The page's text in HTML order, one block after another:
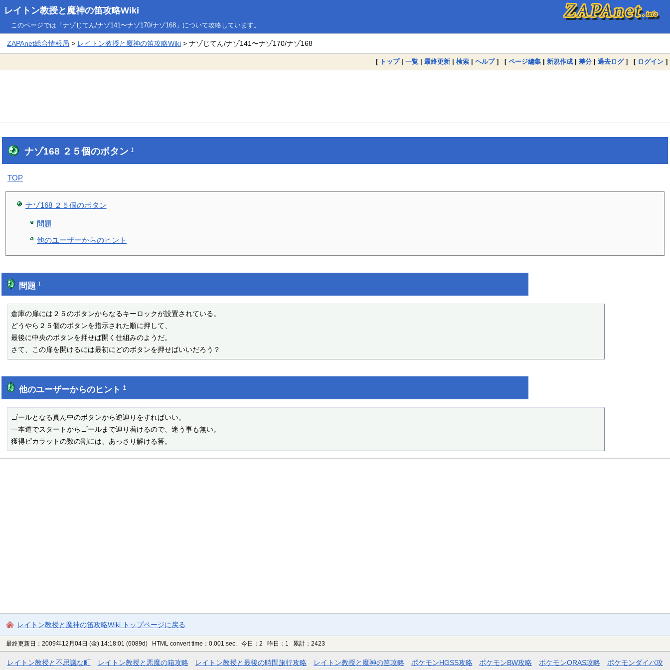
レイトン教授と魔神の笛攻略Wiki
このページでは「ナゾじてん/ナゾ141〜ナゾ170/ナゾ168」について攻略しています。
ZAPAnet総合情報局 > レイトン教授と魔神の笛攻略Wiki > ナゾじてん/ナゾ141〜ナゾ170/ナゾ168
[ トップ| 一覧 | 最終更新 | 検索 | ヘルプ] [ ページ編集 | 新規作成 | 差分 | 過去ログ] [ ログイン ]
ナゾ168 ２５個のボタン†
TOP
ナゾ168 ２５個のボタン
問題
他のユーザーからのヒント
問題†
倉庫の扉には２５のボタンからなるキーロックが設置されている。
どうやら２５個のボタンを指示された順に押して、
最後に中央のボタンを押せば開く仕組みのようだ。
さて、この扉を開けるには最初にどのボタンを押せばいいだろう？
他のユーザーからのヒント†
ゴールとなる真ん中のボタンから逆辿りをすればいい。
一本道でスタートからゴールまで辿り着けるので、迷う事も無い。
獲得ピカラットの数の割には、あっさり解ける筈。
レイトン教授と魔神の笛攻略Wiki トップページに戻る
最終更新日：2009年12月04日 (金) 14:18:01 (6089d) HTML convert time：0.001 sec. 今日：2 昨日：1 累計：2423
レイトン教授と不思議な町 レイトン教授と悪魔の箱攻略 レイトン教授と最後の時間旅行攻略 レイトン教授と魔神の笛攻略 ポケモンHGSS攻略 ポケモンBW攻略 ポケモンORAS攻略 ポケモンダイパ攻